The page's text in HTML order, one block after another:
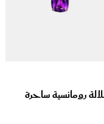
رومانسية ساحرة